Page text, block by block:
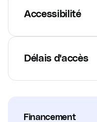
Accessibilité
Délais d'accès
Financement